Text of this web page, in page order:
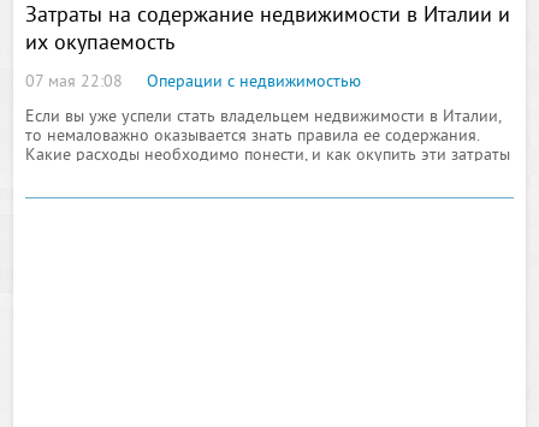
Затраты на содержание недвижимости в Италии и
их окупаемость
07 мая 22:08
Операции с недвижимостью
Если вы уже успели стать владельцем недвижимости в Италии,
то немаловажно оказывается знать правила ее содержания.
Какие расходы необходимо понести, и как окупить эти затраты